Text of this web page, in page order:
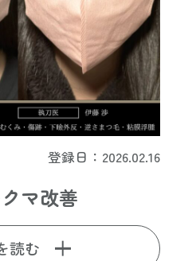
登録日：2026.02.16
マ改善
読む